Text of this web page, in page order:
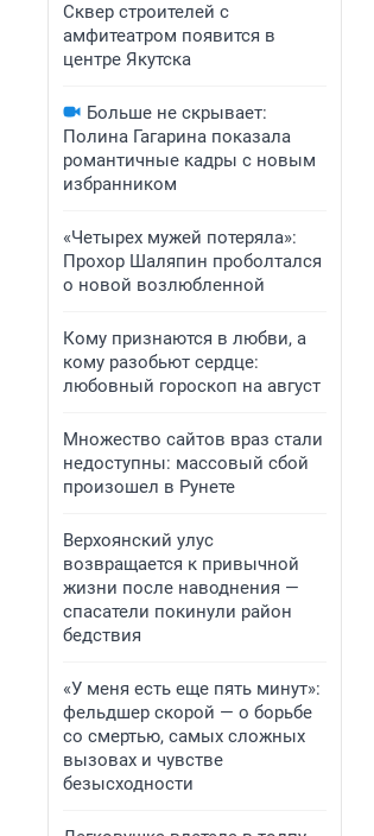
Сквер строителей с
амфитеатром появится в
центре Якутска
Больше не скрывает:
Полина Гагарина показала
романтичные кадры с новым
избранником
«Четырех мужей потеряла»:
Прохор Шаляпин проболтался
о новой возлюбленной
Кому признаются в любви, а
кому разобьют сердце:
любовный гороскоп на август
Множество сайтов враз стали
недоступны: массовый сбой
произошел в Рунете
Верхоянский улус
возвращается к привычной
жизни после наводнения —
спасатели покинули район
бедствия
«У меня есть еще пять минут»:
фельдшер скорой — о борьбе
со смертью, самых сложных
вызовах и чувстве
безысходности